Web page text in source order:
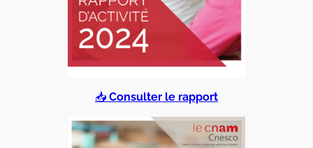
📥 Consulter le rapport